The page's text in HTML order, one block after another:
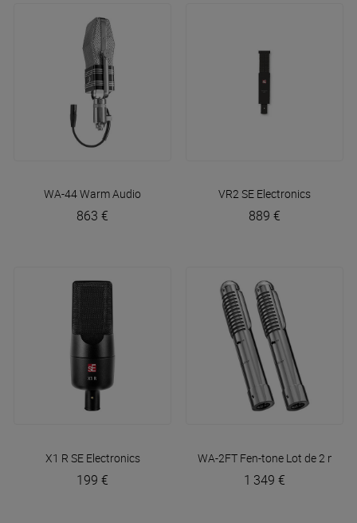
WA-44Warm Audio
863 €
VR2 SE Electronics
889 €
X1 R SE Electronics
199 €
WA-2FT Fen-tone Lot de 2
1 349 €